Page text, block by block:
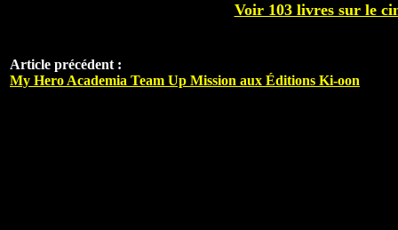
Voir 103 livres sur le
Article précédent :
My Hero Academia Team Up Mission aux Éditions Ki-oon